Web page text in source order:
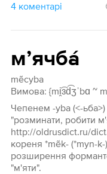
4 коментарі
мʼячба́
mẽcyba
Вимова: {mi̯͡ɜd͡ʒˈbɑ ~
Чепенем -yba (<-
"розминати, робити
http://oldrusdict.ru/
кореня *mẽk- (*myn-
розширення
"м'яти".